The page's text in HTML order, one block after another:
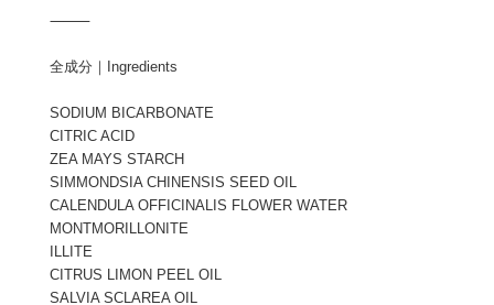
⸻
全成分｜Ingredients
SODIUM BICARBONATE
CITRIC ACID
ZEA MAYS STARCH
SIMMONDSIA CHINENSIS SEED OIL
CALENDULA OFFICINALIS FLOWER WATER
MONTMORILLONITE
ILLITE
CITRUS LIMON PEEL OIL
SALVIA SCLAREA OIL